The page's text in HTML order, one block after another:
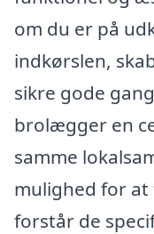
om du er på
indkørslen,
sikre gode
brolægger en
samme
mulighed for
forstår de